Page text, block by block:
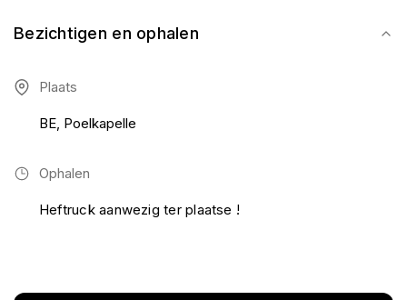
Bezichtigen en ophalen
Plaats
BE, Poelkapelle
Ophalen
Heftruck aanwezig ter plaatse !